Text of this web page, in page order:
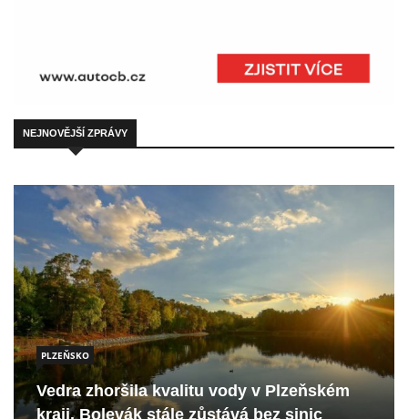
NEJNOVĚJŠÍ ZPRÁVY
PLZEŇSKO
Vedra zhoršila kvalitu vody v Plzeňském
kraji. Bolevák stále zůstává bez sinic